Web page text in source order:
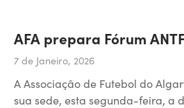
AFA prepara Fórum
7 de Janeiro, 2026
A Associação de Futebol do
sua sede, esta segunda-feira, a